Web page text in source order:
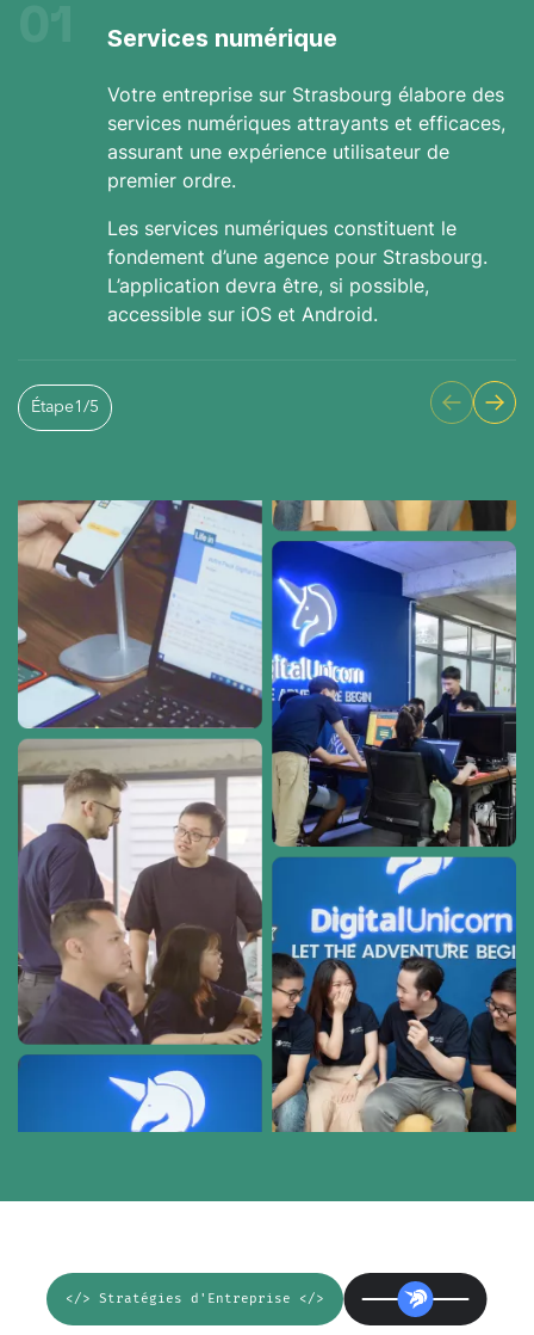
Services numérique
Votre entreprise sur Strasbourg élabore des
services numériques attrayants et efficaces,
assurant une expérience utilisateur de
premier ordre.
Les services numériques constituent le
fondement d’une agence pour Strasbourg.
L’application devra être, si possible,
accessible sur iOS et Android.
Étape1 /5
</> Stratégies d'Entreprise </>